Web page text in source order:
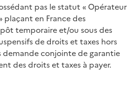
pas le statut « Opérateur
plaçant en France des
temporaire et/ou sous des
de droits et taxes hors
demande conjointe de garantie
des droits et taxes à payer.